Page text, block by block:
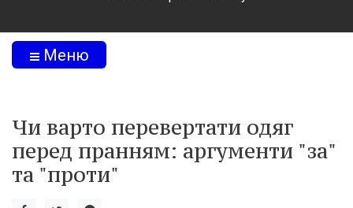
Меню
Чи варто перевертати одяг
перед пранням: аргументи "за"
та "проти"